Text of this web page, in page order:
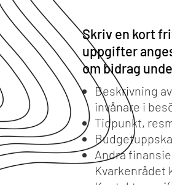
Skriv en kort
uppgifter
om bidrag
Beskrivning
invånare i
Tidpunkt,
Andra
Kvarkenrådet